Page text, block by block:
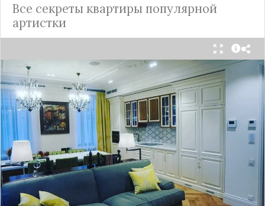
Все секреты квартиры популярной
артистки
Народная артисткаРоссииНадежда Бабкина,
известная своей любовью к традиционному
стилю и народной эстетике, удивила
поклонников, выбрав для своей новой
московской квартиры современный стиль лофт.
Это решение стало настоящим откровением,
демонстрирующим её умение сочетать классику
и актуальные тенденции. Подробности о
проекте раскрывает канал “DOMEO | РЕМОНТ
КВАРТИР | НЕДВИЖИМОСТЬ” 2.